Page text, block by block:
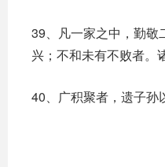
39、凡一家之中，勤敬
兴；不和未有不败者。
40、广积聚者，遗子孙